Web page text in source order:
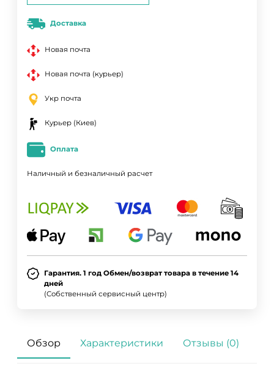
Доставка
Новая почта
Новая почта (курьер)
Укр почта
Курьер (Киев)
Оплата
Наличный и безналичный расчет
Гарантия. 1 год Обмен/возврат товара в течение 14
дней
(Собственный сервисный центр)
Обзор Характеристики Отзывы (0)